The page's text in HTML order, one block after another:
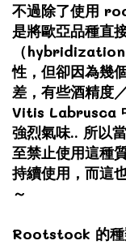
不過除了使用
是將歐亞品種直
（hybridization
性，但卻因為幾
差，有些酒精度
Vitis Labrusca
強烈氣味.. 所以
至禁止使用這種
持續使用，而這
～
Rootstock 的種